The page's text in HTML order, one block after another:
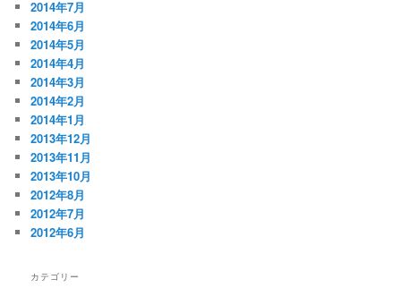
2014年7月
2014年6月
2014年5月
2014年4月
2014年3月
2014年2月
2014年1月
2013年12月
2013年11月
2013年10月
2012年8月
2012年7月
2012年6月
カテゴリー